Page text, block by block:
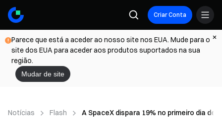
Criar Conta
Parece que está a aceder ao nosso site nos EUA. Mude para o
site dos EUA para aceder aos produtos suportados na sua
região.
Mudar de site
Notícias Flash A SpaceX dispara 19% no primeiro dia